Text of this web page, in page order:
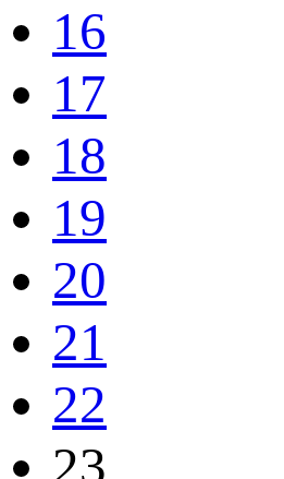
16
17
18
19
20
21
22
23